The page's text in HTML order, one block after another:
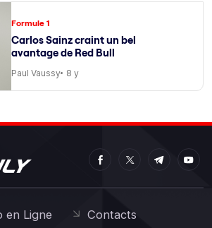
Formule 1
Carlos Sainz craint un bel
avantage de Red Bull
Paul Vaussy 8 y
en Ligne
Contacts